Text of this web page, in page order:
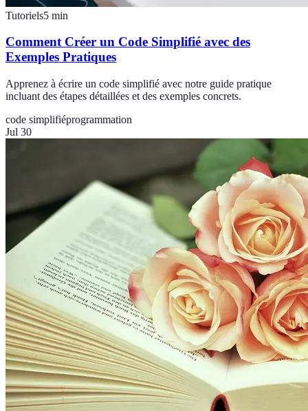
Tutoriels5 min
Comment Créer un Code Simplifié avec des
Exemples Pratiques
Apprenez à écrire un code simplifié avec notre guide pratique
incluant des étapes détaillées et des exemples concrets.
code simplifiéprogrammation
Jul 30